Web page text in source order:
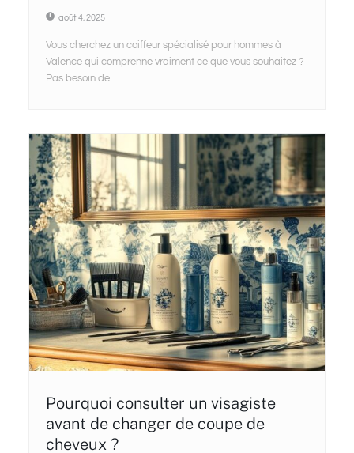
août 4, 2025
Vous cherchez un coiffeur spécialisé pour hommes à
Valence qui comprenne vraiment ce que vous souhaitez ?
Pas besoin de...
Pourquoi consulter un visagiste
avant de changer de coupe de
cheveux ?